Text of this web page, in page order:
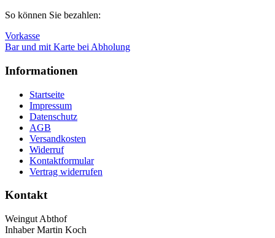
So können Sie bezahlen:
Vorkasse
Bar und mit Karte bei Abholung
Informationen
Startseite
Impressum
Datenschutz
AGB
Versandkosten
Widerruf
Kontaktformular
Vertrag widerrufen
Kontakt
Weingut Abthof
Inhaber Martin Koch